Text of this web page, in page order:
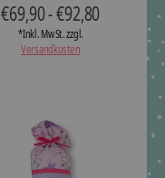
€69,90 - €92,80
*Inkl. MwSt. zzgl.
Versandkosten